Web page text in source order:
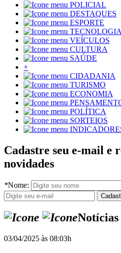
POLICIAL
DESTAQUES
ESPORTE
TECNOLOGIA
VEÍCULOS
CULTURA
SAÚDE
+
CIDADANIA
TURISMO
ECONOMIA
POLÍTICA
SORTEIOS
Cadastre seu e-mail e
novidades
*Nome:
Notícias
03/04/2025 às 08:03h